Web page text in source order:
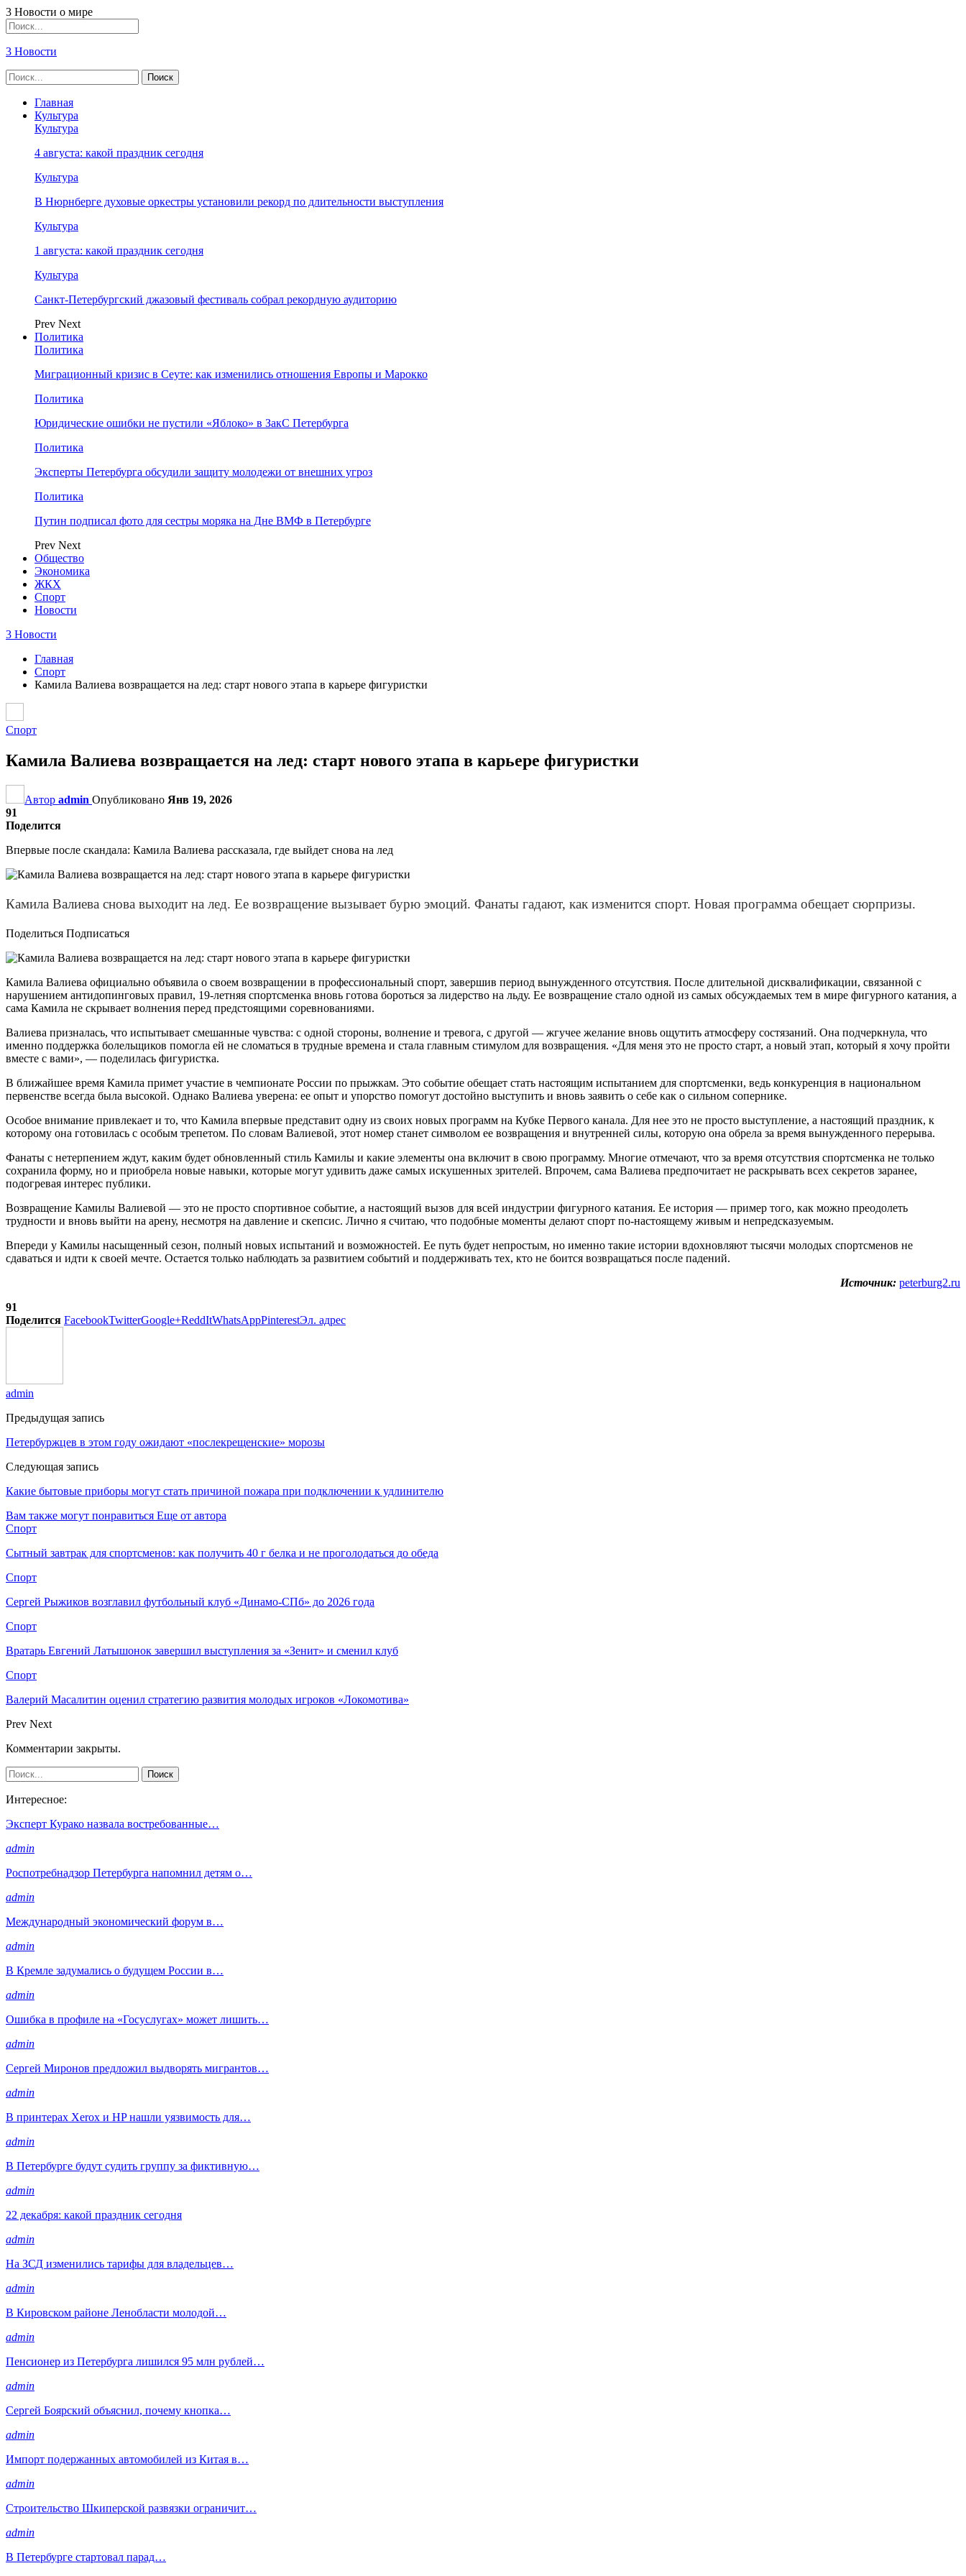
3 Новости о мире
3 Новости
Главная
Культура
Культура
4 августа: какой праздник сегодня
Культура
В Нюрнберге духовые оркестры установили рекорд по длительности выступления
Культура
1 августа: какой праздник сегодня
Культура
Санкт-Петербургский джазовый фестиваль собрал рекордную аудиторию
Prev Next
Политика
Политика
Миграционный кризис в Сеуте: как изменились отношения Европы и Марокко
Политика
Юридические ошибки не пустили «Яблоко» в ЗакС Петербурга
Политика
Эксперты Петербурга обсудили защиту молодежи от внешних угроз
Политика
Путин подписал фото для сестры моряка на Дне ВМФ в Петербурге
Prev Next
Общество
Экономика
ЖКХ
Спорт
Новости
3 Новости
Главная
Спорт
Камила Валиева возвращается на лед: старт нового этапа в карьере фигуристки
Спорт
Камила Валиева возвращается на лед: старт нового этапа в карьере фигуристки
Автор admin Опубликовано Янв 19, 2026
91
Поделится
Впервые после скандала: Камила Валиева рассказала, где выйдет снова на лед
Камила Валиева снова выходит на лед. Ее возвращение вызывает бурю эмоций. Фанаты гадают, как изменится спорт. Новая программа обещает сюрпризы.
Поделиться Подписаться
Камила Валиева официально объявила о своем возвращении в профессиональный спорт, завершив период вынужденного отсутствия. После длительной дисквалификации, связанной с
нарушением антидопинговых правил, 19-летняя спортсменка вновь готова бороться за лидерство на льду. Ее возвращение стало одной из самых обсуждаемых тем в мире фигурного катания, а
сама Камила не скрывает волнения перед предстоящими соревнованиями.
Валиева призналась, что испытывает смешанные чувства: с одной стороны, волнение и тревога, с другой — жгучее желание вновь ощутить атмосферу состязаний. Она подчеркнула, что
именно поддержка болельщиков помогла ей не сломаться в трудные времена и стала главным стимулом для возвращения. «Для меня это не просто старт, а новый этап, который я хочу пройти
вместе с вами», — поделилась фигуристка.
В ближайшее время Камила примет участие в чемпионате России по прыжкам. Это событие обещает стать настоящим испытанием для спортсменки, ведь конкуренция в национальном
первенстве всегда была высокой. Однако Валиева уверена: ее опыт и упорство помогут достойно выступить и вновь заявить о себе как о сильном сопернике.
Особое внимание привлекает и то, что Камила впервые представит одну из своих новых программ на Кубке Первого канала. Для нее это не просто выступление, а настоящий праздник, к
которому она готовилась с особым трепетом. По словам Валиевой, этот номер станет символом ее возвращения и внутренней силы, которую она обрела за время вынужденного перерыва.
Фанаты с нетерпением ждут, каким будет обновленный стиль Камилы и какие элементы она включит в свою программу. Многие отмечают, что за время отсутствия спортсменка не только
сохранила форму, но и приобрела новые навыки, которые могут удивить даже самых искушенных зрителей. Впрочем, сама Валиева предпочитает не раскрывать всех секретов заранее,
подогревая интерес публики.
Возвращение Камилы Валиевой — это не просто спортивное событие, а настоящий вызов для всей индустрии фигурного катания. Ее история — пример того, как можно преодолеть
трудности и вновь выйти на арену, несмотря на давление и скепсис. Лично я считаю, что подобные моменты делают спорт по-настоящему живым и непредсказуемым.
Впереди у Камилы насыщенный сезон, полный новых испытаний и возможностей. Ее путь будет непростым, но именно такие истории вдохновляют тысячи молодых спортсменов не
сдаваться и идти к своей мечте. Остается только наблюдать за развитием событий и поддерживать тех, кто не боится возвращаться после падений.
Источник: peterburg2.ru
91
Поделится FacebookTwitterGoogle+ReddItWhatsAppPinterestЭл. адрес
admin
Предыдущая запись
Петербуржцев в этом году ожидают «послекрещенские» морозы
Следующая запись
Какие бытовые приборы могут стать причиной пожара при подключении к удлинителю
Вам также могут понравиться Еще от автора
Спорт
Сытный завтрак для спортсменов: как получить 40 г белка и не проголодаться до обеда
Спорт
Сергей Рыжиков возглавил футбольный клуб «Динамо-СПб» до 2026 года
Спорт
Вратарь Евгений Латышонок завершил выступления за «Зенит» и сменил клуб
Спорт
Валерий Масалитин оценил стратегию развития молодых игроков «Локомотива»
Prev Next
Комментарии закрыты.
Интересное:
Эксперт Курако назвала востребованные…
admin
Роспотребнадзор Петербурга напомнил детям о…
admin
Международный экономический форум в…
admin
В Кремле задумались о будущем России в…
admin
Ошибка в профиле на «Госуслугах» может лишить…
admin
Сергей Миронов предложил выдворять мигрантов…
admin
В принтерах Xerox и HP нашли уязвимость для…
admin
В Петербурге будут судить группу за фиктивную…
admin
22 декабря: какой праздник сегодня
admin
На ЗСД изменились тарифы для владельцев…
admin
В Кировском районе Ленобласти молодой…
admin
Пенсионер из Петербурга лишился 95 млн рублей…
admin
Сергей Боярский объяснил, почему кнопка…
admin
Импорт подержанных автомобилей из Китая в…
admin
Строительство Шкиперской развязки ограничит…
admin
В Петербурге стартовал парад…